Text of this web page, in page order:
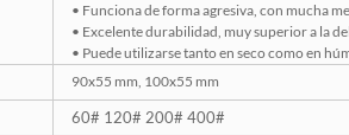
• Funciona de forma agresiva, con mucha
• Excelente durabilidad, muy superior a la
• Puede utilizarse tanto en seco como en
90x55 mm, 100x55 mm
60# 120# 200# 400#